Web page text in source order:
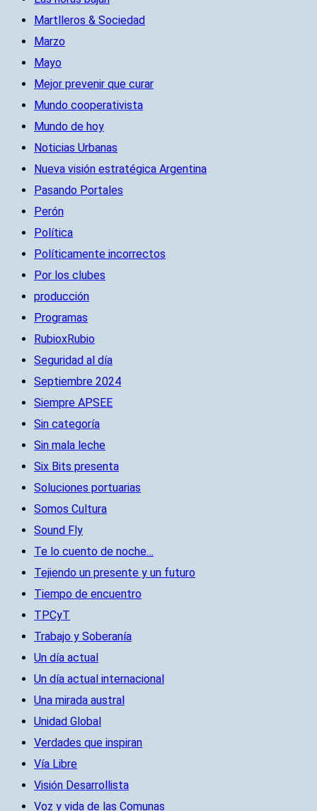
Martlleros & Sociedad
Marzo
Mayo
Mejor prevenir que curar
Mundo cooperativista
Mundo de hoy
Noticias Urbanas
Nueva visión estratégica Argentina
Pasando Portales
Perón
Política
Políticamente incorrectos
Por los clubes
producción
Programas
RubioxRubio
Seguridad al día
Septiembre 2024
Siempre APSEE
Sin categoría
Sin mala leche
Six Bits presenta
Soluciones portuarias
Somos Cultura
Sound Fly
Te lo cuento de noche…
Tejiendo un presente y un futuro
Tiempo de encuentro
TPCyT
Trabajo y Soberanía
Un día actual
Un día actual internacional
Una mirada austral
Unidad Global
Verdades que inspiran
Vía Libre
Visión Desarrollista
Voz y vida de las Comunas